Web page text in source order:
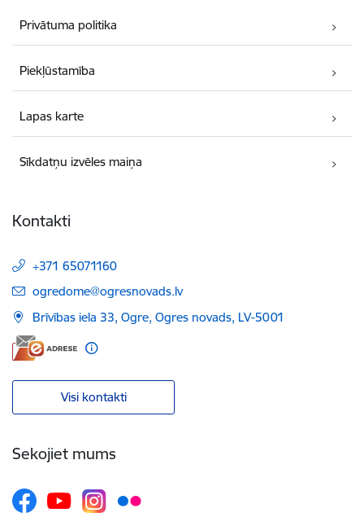
Privātuma politika
Piekļūstamība
Lapas karte
Sīkdatņu izvēles maiņa
Kontakti
+371 65071160
E-pasts:
ogredome@ogresnovads.lv
Brīvības iela 33, Ogre, Ogres novads, LV-5001
Visi kontakti
Sekojiet mums